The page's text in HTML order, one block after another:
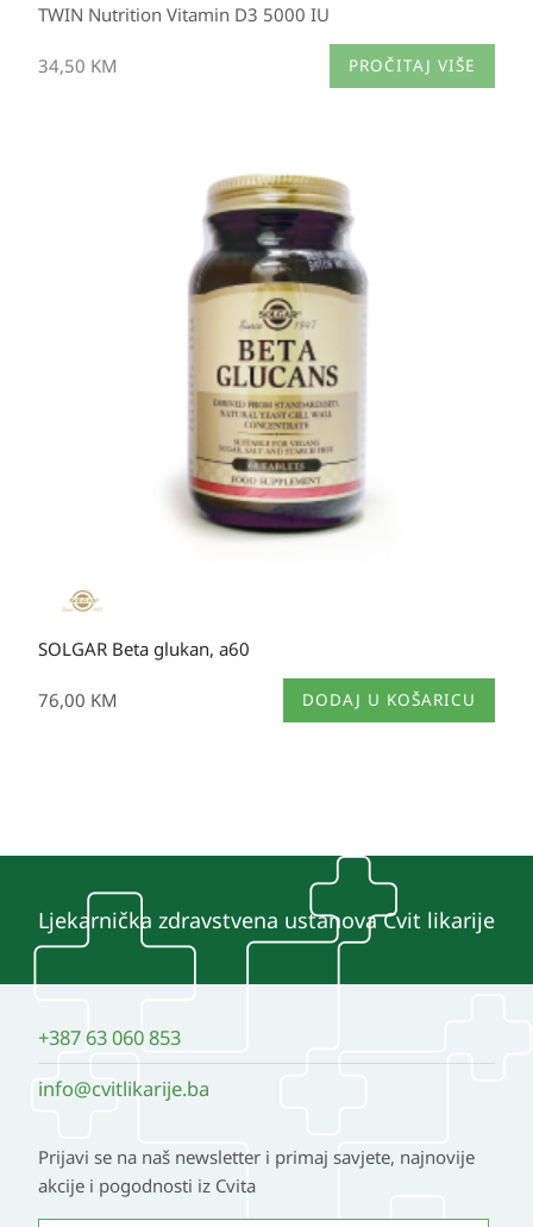
TWIN Nutrition Vitamin D3 5000 IU
34,50 KM PROČITAJ VIŠE
SOLGAR Beta glukan, a60
76,00 KM DODAJ U KOŠARICU
Ljekarnička zdravstvena ustanova Cvit likarije
+387 63 060 853
info@cvitlikarije.ba
Prijavi se na naš newsletter i primaj savjete, najnovije
akcije i pogodnosti iz Cvita